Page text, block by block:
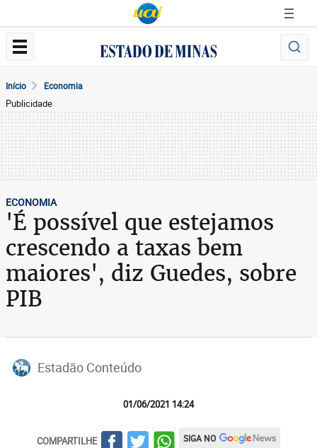
Início Economia
Publicidade
ECONOMIA
'É possível que estejamos
crescendo a taxas bem
maiores', diz Guedes, sobre
PIB
Estadão Conteúdo
01/06/2021 14:24
COMPARTILHE SIGA NO